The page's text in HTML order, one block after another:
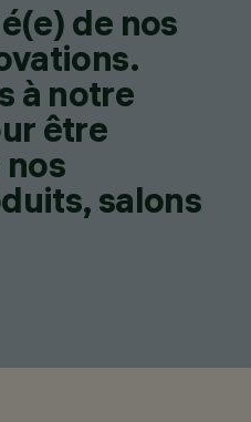
de nos
à notre
être
salons